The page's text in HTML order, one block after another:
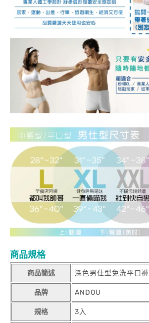
商品規格
商品簡述 深色男仕型免洗平口褲
品牌 ANDOU
規格 3入